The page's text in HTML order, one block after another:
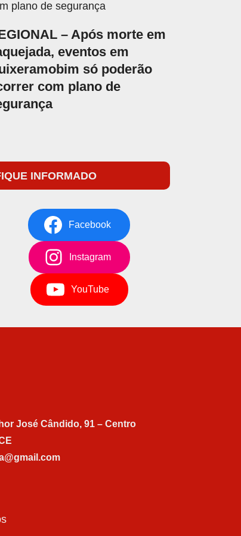
– Após morte em
eventos em
só poderão
com plano de
INFORMADO
Facebook
Instagram
YouTube
José Cândido, 91 – Centro